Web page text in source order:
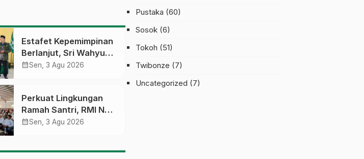
Estafet Kepemimpinan
Berlanjut, Sri Wahyu
Susilowati Resmi
calendar_monthSen, 3 Agu 2026
Perkuat Lingkungan
Ramah Santri, RMI NU
Gelar ‘Sambang
calendar_monthSen, 3 Agu 2026
Pustaka (60)
Sosok (6)
Tokoh (51)
Twibonze (7)
Uncategorized (7)